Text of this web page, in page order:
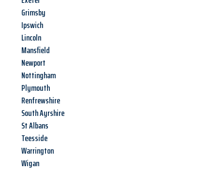
Grimsby
Ipswich
Lincoln
Mansfield
Newport
Nottingham
Plymouth
Renfrewshire
South Ayrshire
St Albans
Teesside
Warrington
Wigan